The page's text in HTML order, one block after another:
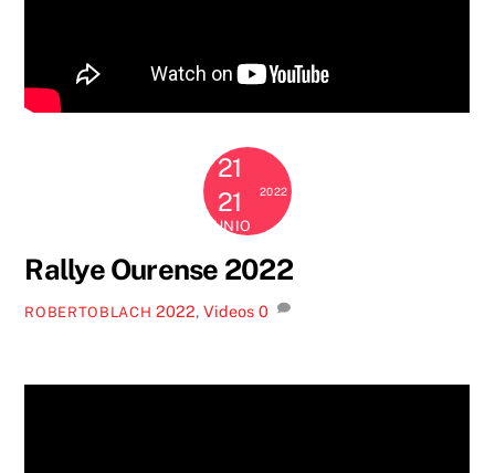
21
21
JUNIO
2022
Rallye Ourense 2022
ROBERTOBLACH 2022,Videos 0